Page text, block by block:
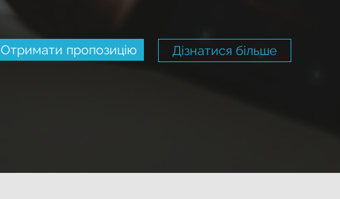
Отримати пропозицію Дізнатися більше